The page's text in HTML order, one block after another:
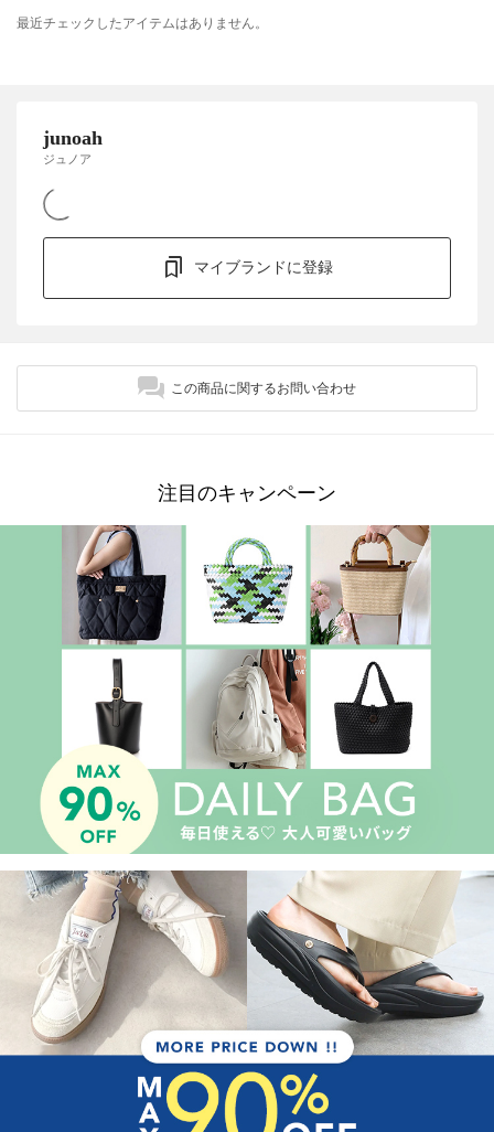
最近チェックしたアイテムはありません。
junoah
ジュノア
マイブランドに登録
この商品に関するお問い合わせ
注目のキャンペーン